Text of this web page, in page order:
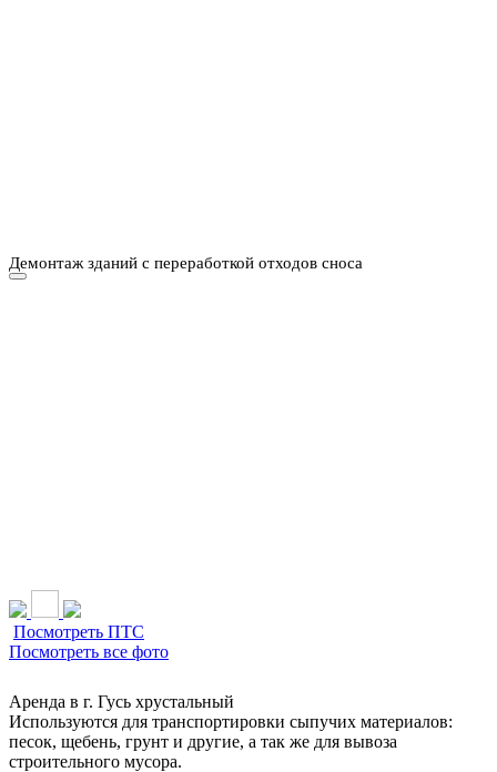
Демонтаж зданий с переработкой отходов сноса
Посмотреть ПТС
Посмотреть все фото
Аренда в г. Гусь хрустальный
Используются для транспортировки сыпучих материалов:
песок, щебень, грунт и другие, а так же для вывоза
строительного мусора.